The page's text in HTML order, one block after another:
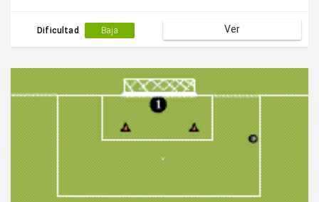
Dificultad Baja Ver